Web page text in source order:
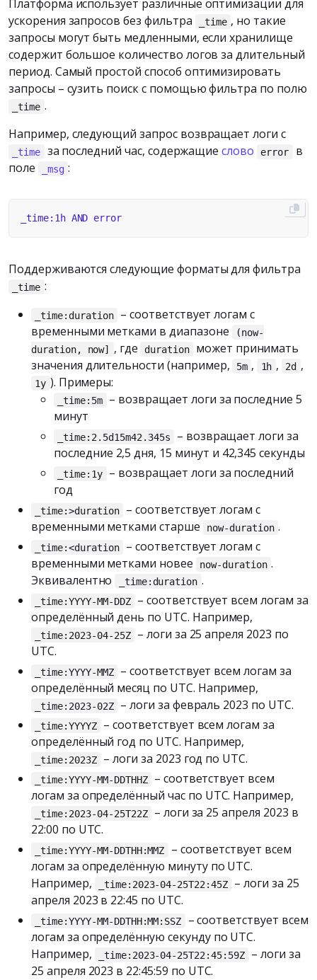
Платформа использует различные оптимизации для
ускорения запросов без фильтра
_time , но такие
запросы могут быть медленными, если хранилище
содержит большое количество логов за длительный
период. Самый простой способ оптимизировать
запросы – сузить поиск с помощью фильтра по полю
_time .
Например, следующий запрос возвращает логи с
_time за последний час, содержащиеслово error
в
поле
_msg :
Поддерживаются следующие форматы для фильтра
_time :
_time:duration
– соответствует логам с
временными метками в диапазоне
(now-
duration, now] , где duration
может принимать
значения длительности (например,
5m , 1h , 2d ,
1y ). Примеры:
_time:5m
– возвращает логи за последние 5
минут
_time:2.5d15m42.345s
– возвращает логи за
последние 2,5 дня, 15 минут и 42,345 секунды
_time:1y
– возвращает логи за последний
год
_time:>duration
– соответствует логам с
временными метками старше
now-duration .
_time:<duration
– соответствует логам с
временными метками новее
now-duration .
Эквивалентно
_time:duration .
_time:YYYY-MM-DDZ
– соответствует всем логам за
определённый день по UTC. Например,
_time:2023-04-25Z
– логи за 25 апреля 2023 по
UTC.
_time:YYYY-MMZ
– соответствует всем логам за
определённый месяц по UTC. Например,
_time:2023-02Z – логи за февраль 2023 по UTC.
_time:YYYYZ
– соответствует всем логам за
определённый год по UTC. Например,
_time:2023Z – логи за 2023 год по UTC.
_time:YYYY-MM-DDTHHZ
– соответствует всем
логам за определённый час по UTC. Например,
_time:2023-04-25T22Z
– логи за 25 апреля 2023 в
22:00 по UTC.
_time:YYYY-MM-DDTHH:MMZ
– соответствует всем
логам за определённую минуту по UTC.
Например,
_time:2023-04-25T22:45Z
– логи за 25
апреля 2023 в 22:45 по UTC.
_time:YYYY-MM-DDTHH:MM:SSZ
– соответствует всем
логам за определённую секунду по UTC.
Например,
_time:2023-04-25T22:45:59Z
– логи за
25 апреля 2023 в 22:45:59 по UTC.